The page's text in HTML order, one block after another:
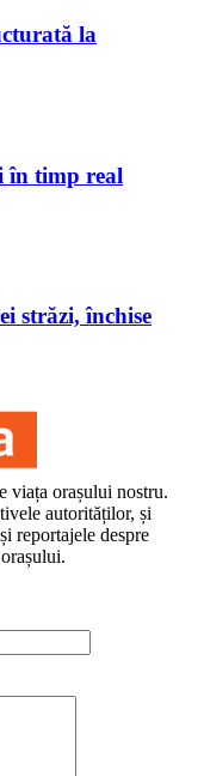
la
în timp real
străzi, închise
viața orașului nostru.
autorităților, și
reportajele despre